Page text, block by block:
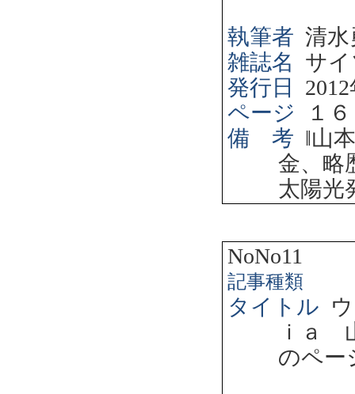
執筆者 清水
雑誌名
サ
発行日
2012
ページ
１
備 考 ‖山
金、略
太陽光
NoNo11
記事種類
タイトル
ｉａ
のペー